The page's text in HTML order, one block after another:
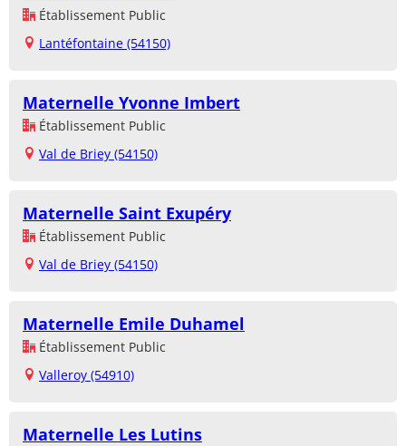
Établissement Public
Lantéfontaine (54150)
Maternelle Yvonne Imbert
Établissement Public
Val de Briey (54150)
Maternelle Saint Exupéry
Établissement Public
Val de Briey (54150)
Maternelle Emile Duhamel
Établissement Public
Valleroy (54910)
Maternelle Les Lutins